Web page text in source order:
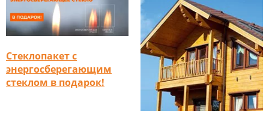
Стеклопакет с
энергосберегающим
стеклом в подарок!